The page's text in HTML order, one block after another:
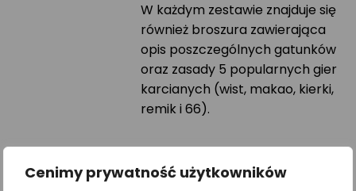
Cenimy prywatność użytkowników
W każdym zestawie znajduje się
również broszura zawierająca
opis poszczególnych gatunków
oraz zasady 5 popularnych gier
karcianych (wist, makao, kierki,
remik i 66).
Zawartość: